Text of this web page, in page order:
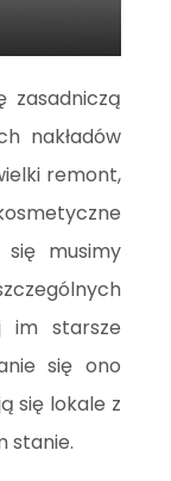
zasadniczą
nakładów
remont,
się musimy
im starsze
się ono
się lokale z
stanie.